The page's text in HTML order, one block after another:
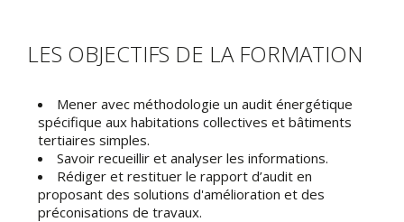
LES OBJECTIFS DE LA FORMATION
Mener avec méthodologie un audit énergétique
spécifique aux habitations collectives et bâtiments
tertiaires simples.
Savoir recueillir et analyser les informations.
Rédiger et restituer le rapport d’audit en
proposant des solutions d'amélioration et des
préconisations de travaux.